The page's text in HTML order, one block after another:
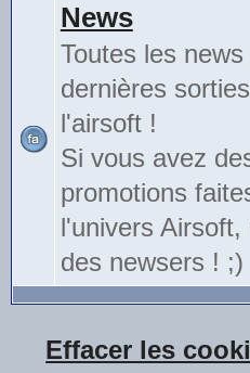
News
Toutes les
dernières
l'airsoft !
Si vous avez
promotions
l'univers
des newsers ! ;)
Effacer les